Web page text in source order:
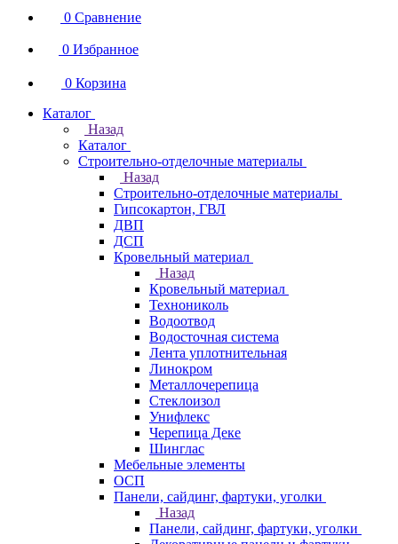
0 Сравнение
0 Избранное
0 Корзина
Каталог
Назад
Каталог
Строительно-отделочные материалы
Назад
Строительно-отделочные материалы
Гипсокартон, ГВЛ
ДВП
ДСП
Кровельный материал
Назад
Кровельный материал
Технониколь
Водоотвод
Водосточная система
Лента уплотнительная
Линокром
Металлочерепица
Стеклоизол
Унифлекс
Черепица Деке
Шинглас
Мебельные элементы
ОСП
Панели, сайдинг, фартуки, уголки
Назад
Панели, сайдинг, фартуки, уголки